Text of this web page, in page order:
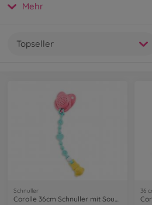
Mehr
Topseller
Schnuller
Corolle 36cm Schnuller mit Sounds
36